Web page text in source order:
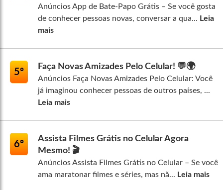
Anúncios App de Bate-Papo Grátis – Se você gosta
de conhecer pessoas novas, conversar a qua... Leia
mais
5º
Faça Novas Amizades Pelo Celular! 💬🌍
Anúncios Faça Novas Amizades Pelo Celular: Você
já imaginou conhecer pessoas de outros países, ...
Leia mais
6º
Assista Filmes Grátis no Celular Agora
Mesmo! 🎬
Anúncios Assista Filmes Grátis no Celular – Se você
ama maratonar filmes e séries, mas nã... Leia mais